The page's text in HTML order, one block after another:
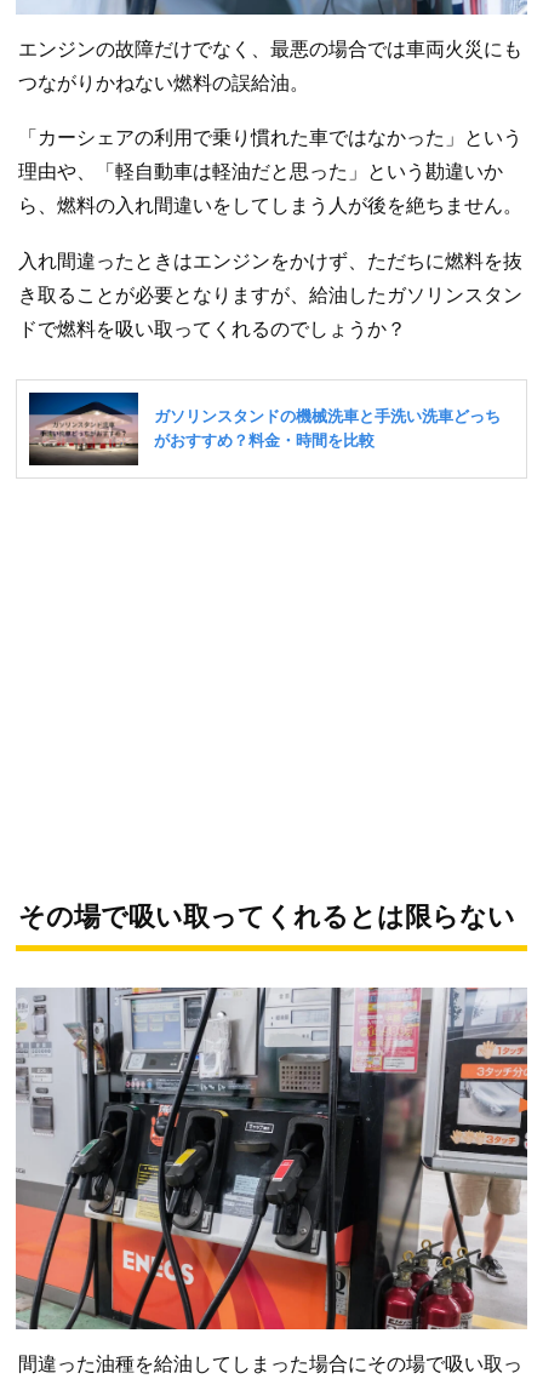
エンジンの故障だけでなく、最悪の場合では車両火災にも
つながりかねない燃料の誤給油。
「カーシェアの利用で乗り慣れた車ではなかった」という
理由や、「軽自動車は軽油だと思った」という勘違いか
ら、燃料の入れ間違いをしてしまう人が後を絶ちません。
入れ間違ったときはエンジンをかけず、ただちに燃料を抜
き取ることが必要となりますが、給油したガソリンスタン
ドで燃料を吸い取ってくれるのでしょうか？
その場で吸い取ってくれるとは限らない
間違った油種を給油してしまった場合にその場で吸い取っ